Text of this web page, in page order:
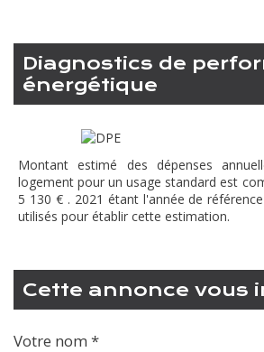
diagnostics de performance
énergétique
Montant estimé des dépenses
logement pour un usage standard est
5 130 € . 2021 étant l'année de
utilisés pour établir cette estimation.
cette annonce vous
Votre nom *